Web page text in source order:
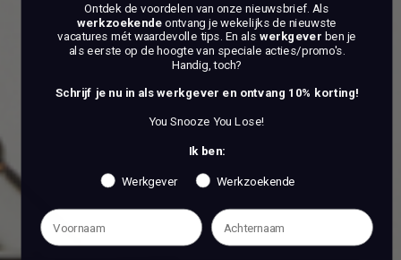
Ontdek de voordelen van onze nieuwsbrief. Als
werkzoekendeontvang je wekelijks de nieuwste
vacatures mét waardevolle tips. En als werkgever ben je
als eerste op de hoogte van speciale acties/promo's.
Handig, toch?
Schrijf je nu in als werkgever en ontvang 10% korting!
You Snooze You Lose!
Ik ben:
Werkgever Werkzoekende